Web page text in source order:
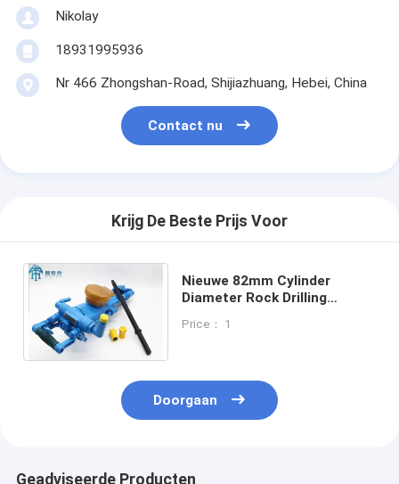
Nikolay
18931995936
Nr 466 Zhongshan-Road, Shijiazhuang, Hebei, China
Contact nu
Krijg De Beste Prijs Voor
Nieuwe 82mm Cylinder
Diameter Rock Drilling
45mm 0,4-0,63MPa
Price： 1
Doorgaan
Geadviseerde Producten